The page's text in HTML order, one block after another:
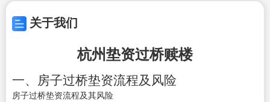
关于我们
杭州垫资过桥赎楼
一、房子过桥垫资流程及风险
房子过桥垫资流程及其风险